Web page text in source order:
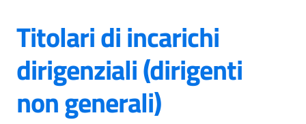
Titolari di incarichi
dirigenziali (dirigenti
non generali)